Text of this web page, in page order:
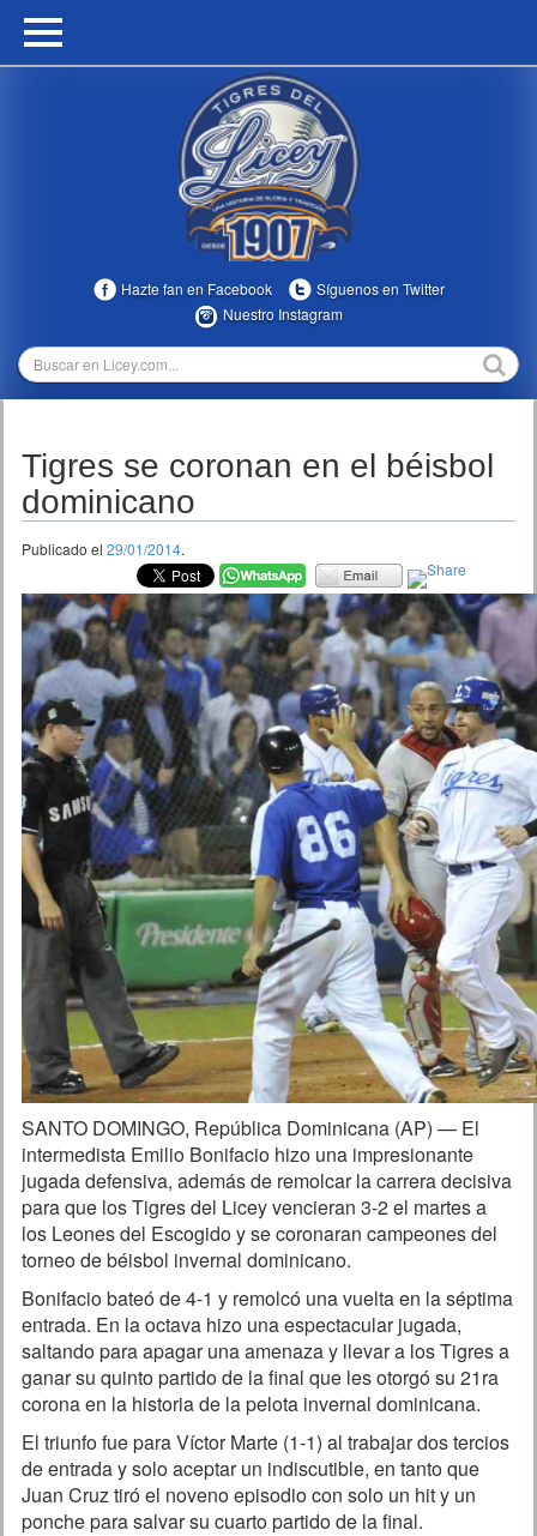
HOME
MULTIMEDIA
TEMPORADAS
Hazte fan en Facebook
Síguenos en Twitter
Nuestro Instagram
Tigres se coronan en el béisbol
dominicano
Publicado el 29/01/2014.
SANTO DOMINGO, República Dominicana (AP) — El
intermedista Emilio Bonifacio hizo una impresionante
jugada defensiva, además de remolcar la carrera decisiva
para que los Tigres del Licey vencieran 3-2 el martes a
los Leones del Escogido y se coronaran campeones del
torneo de béisbol invernal dominicano.
Bonifacio bateó de 4-1 y remolcó una vuelta en la séptima
entrada. En la octava hizo una espectacular jugada,
saltando para apagar una amenaza y llevar a los Tigres a
ganar su quinto partido de la final que les otorgó su 21ra
corona en la historia de la pelota invernal dominicana.
El triunfo fue para Víctor Marte (1-1) al trabajar dos tercios
de entrada y solo aceptar un indiscutible, en tanto que
Juan Cruz tiró el noveno episodio con solo un hit y un
ponche para salvar su cuarto partido de la final.